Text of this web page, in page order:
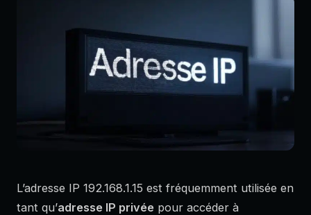
L’adresse IP 192.168.1.15 est fréquemment utilisée en
tant qu’adresse IP privée pour accéder à